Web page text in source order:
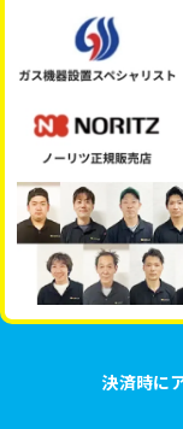
決済時に